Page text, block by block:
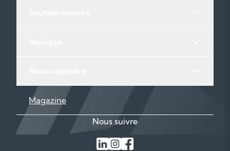
Magazine
Nous suivre